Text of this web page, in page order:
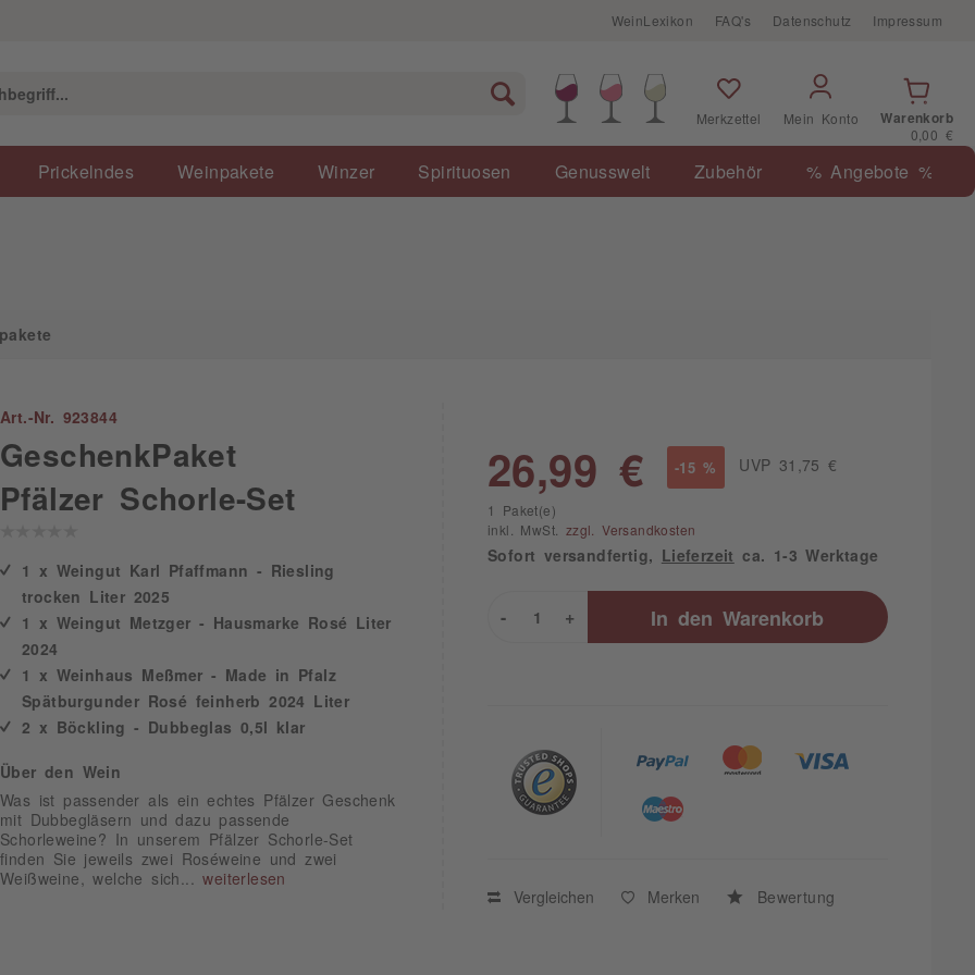
WeinLexikon FAQ's Datenschutz Impressum
Merkzettel Mein Konto
Warenkorb
0,00 €
Prickelndes Weinpakete Winzer Spirituosen Genusswelt Zubehör % Angebote %
Art.-Nr. 923844
GeschenkPaket
Pfälzer Schorle-Set
1 x Weingut Karl Pfaffmann - Riesling
trocken Liter 2025
1 x Weingut Metzger - Hausmarke Rosé Liter
2024
1 x Weinhaus Meßmer - Made in Pfalz
Spätburgunder Rosé feinherb 2024 Liter
2 x Böckling - Dubbeglas 0,5l klar
Über den Wein
Was ist passender als ein echtes Pfälzer Geschenk
mit Dubbegläsern und dazu passende
Schorleweine? In unserem Pfälzer Schorle-Set
finden Sie jeweils zwei Roséweine und zwei
Weißweine, welche sich...weiterlesen
26,99 € -15 % UVP 31,75 €
1 Paket(e)
inkl. MwSt. zzgl. Versandkosten
Sofort versandfertig, Lieferzeit ca. 1-3 Werktage
+
- In den Warenkorb
Vergleichen Merken Bewertung